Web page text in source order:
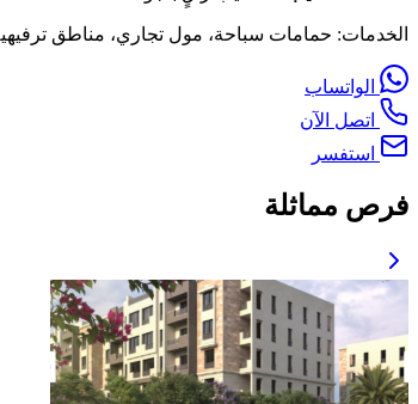
الخدمات: حمامات سباحة، مول تجاري، مناطق
الواتساب
اتصل الآن
استفسر
فرص مماثلة